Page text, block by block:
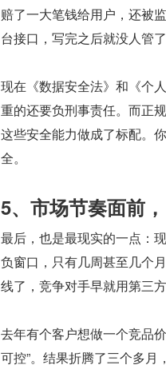
赔了一大笔钱给用户，还被
台接口，写完之后就没人管
现在《数据安全法》和《个
重的还要负刑事责任。而正
这些安全能力做成了标配。
全。
5、市场节奏面前
最后，也是最现实的一点：
负窗口，只有几周甚至几个
线了，竞争对手早就用第三
去年有个客户想做一个竞品
可控”。结果折腾了三个多